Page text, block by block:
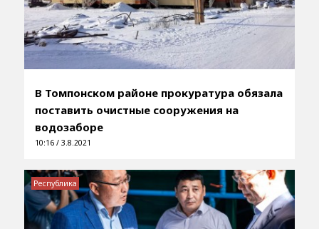
В Томпонском районе прокуратура обязала
поставить очистные сооружения на
водозаборе
10:16 / 3.8.2021
Республика